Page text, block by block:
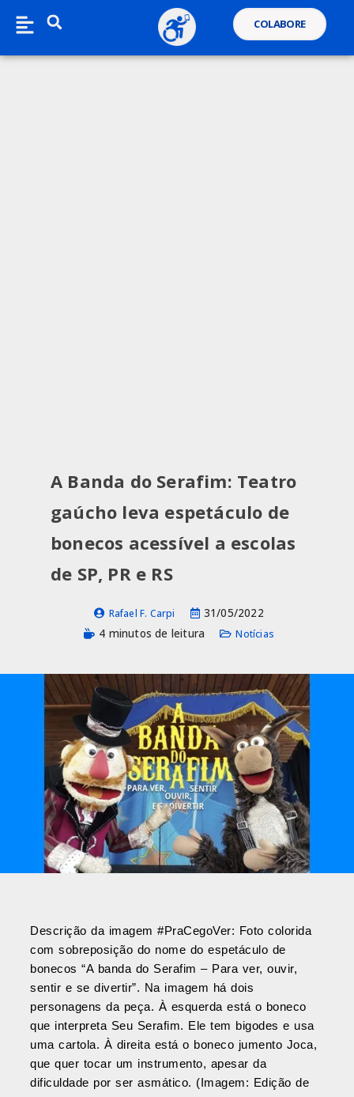
COLABORE
A Banda do Serafim: Teatro
gaúcho leva espetáculo de
bonecos acessível a escolas
de SP, PR e RS
Rafael F. Carpi
31/05/2022
4 minutos de leitura
Notícias
Descrição da imagem #PraCegoVer: Foto colorida
com sobreposição do nome do espetáculo de
bonecos “A banda do Serafim – Para ver, ouvir,
sentir e se divertir”. Na imagem há dois
personagens da peça. À esquerda está o boneco
que interpreta Seu Serafim. Ele tem bigodes e usa
uma cartola. À direita está o boneco jumento Joca,
que quer tocar um instrumento, apesar da
dificuldade por ser asmático. (Imagem: Edição de